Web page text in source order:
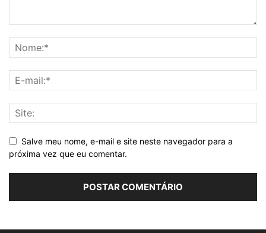
Salve meu nome, e-mail e site neste navegador para a
próxima vez que eu comentar.